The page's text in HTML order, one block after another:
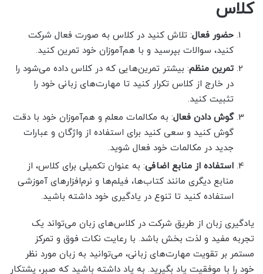
کلاس
حضور فعال: تلاش کنید در کلاس به صورت فعال شرکت
کنید، سوالات بپرسید و با هم‌آموزان خود تمرین کنید.
تمرین منظم: بیشتر تمرین‌هایی که در کلاس داده می‌شود را
در خارج از کلاس تکرار کنید تا مهارت‌های زبانی خود را
تثبیت کنید.
گوش دادن فعال: به مکالمات معلم و هم‌آموزان خود با دقت
گوش کنید و سعی کنید برای استفاده از واژگان و عبارات
جدید در مکالمات خود فعال شوید.
استفاده از منابع اضافی: به عنوان تکمیلی برای کلاس، از
منابع دیگری مانند کتاب‌ها، فیلم‌ها و نرم‌افزارهای آموزشی
استفاده کنید تا تنوع در یادگیری خود داشته باشید.
یادگیری زبان از طریق شرکت در کلاس‌های زبان می‌تواند یک
تجربه مفید و لذت بخش باشد. با رعایت نکات فوق و تمرکز
مستمر بر تقویت مهارت‌های زبانی، می‌توانید به زبان مورد نظر
خود را با موفقیت یاد بگیرید. به یاد داشته باشید که صبر، پشتکار